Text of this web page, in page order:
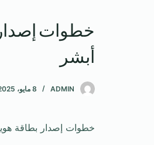
خطوات إصدار
أبشر
ADMIN 8 مايو، 2025
خطوات إصدار بطاقة